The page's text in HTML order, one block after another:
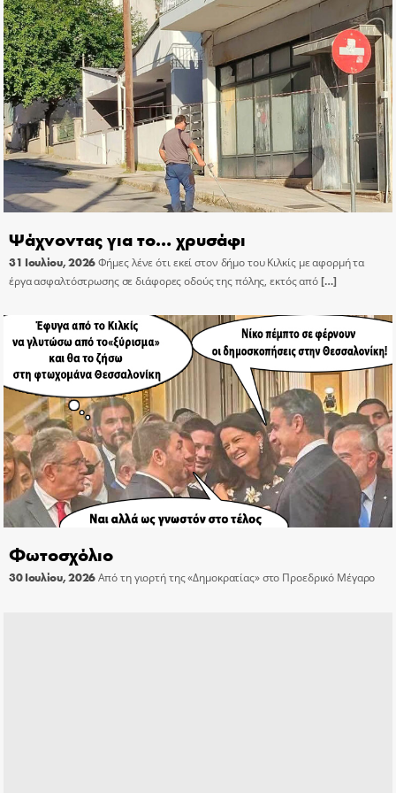
Ψάχνοντας για το… χρυσάφι
31 Ιουλίου, 2026Φήμες λένε ότι εκεί στον δήμο του Κιλκίς με αφορμή τα
έργα ασφαλτόστρωσης σε διάφορες οδούς της πόλης, εκτός από[…]
Φωτοσχόλιο
30 Ιουλίου, 2026Από τη γιορτή της «Δημοκρατίας» στο Προεδρικό Μέγαρο